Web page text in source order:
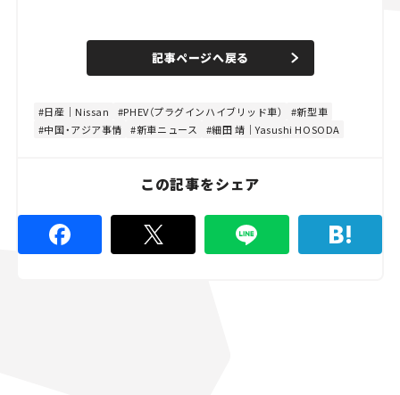
n
e
d
0
.
0
記事ページへ戻る
日産｜Nissan PHEV（プラグインハイブリッド車）
新型車
中国・アジア事情
新車ニュース 細田 靖｜Yasushi HOSODA
この記事をシェア